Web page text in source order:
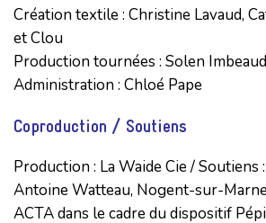
Création textile : Christine Lavaud,
et Clou
Production tournées : Solen Imbeaud
Administration : Chloé Pape
Coproduction / Soutiens
Production : La Waide Cie / Soutiens
Antoine Watteau, Nogent-sur-
ACTA dans le cadre du dispositif